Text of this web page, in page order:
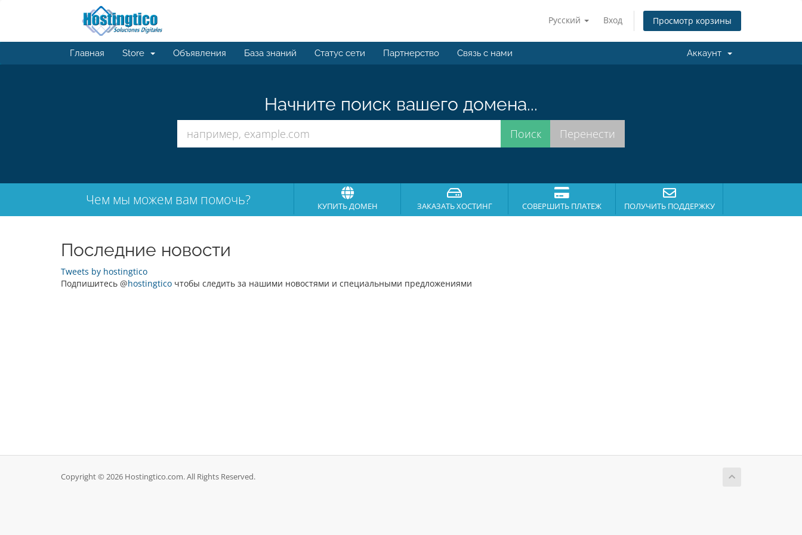
Русский Вход Просмотр корзины
Главная Store Объявления База знаний Статус сети Партнерство Связь с нами Аккаунт
Начните поиск вашего домена...
Чем мы можем вам помочь? КУПИТЬ ДОМЕН ЗАКАЗАТЬ ХОСТИНГ СОВЕРШИТЬ ПЛАТЕЖ ПОЛУЧИТЬ ПОДДЕРЖКУ
Последние новости
Tweets by hostingtico
Подпишитесь @hostingtico чтобы следить за нашими новостями и специальными предложениями
Copyright © 2026 Hostingtico.com. All Rights Reserved.